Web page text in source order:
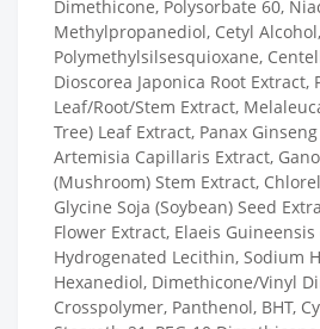
Dimethicone, Polysorbate 60,
Methylpropanediol, Cetyl Alcohol,
Polymethylsilsesquioxane,
Dioscorea Japonica Root
Leaf/Root/Stem Extract,
Tree) Leaf Extract, Panax
Artemisia Capillaris Extract,
(Mushroom) Stem Extract,
Glycine Soja (Soybean) Seed
Flower Extract, Elaeis Guineensis
Hydrogenated Lecithin, Sodium
Hexanediol, Dimethicone/Vinyl
Crosspolymer, Panthenol, BHT,